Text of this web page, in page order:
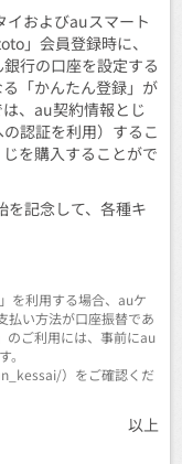
イおよびauスマート
」会員登録時に、
行の口座を設定する
「かんたん登録」が
、au契約情報とじ
認証を利用）するこ
を購入することがで
記念して、各種キ
を利用する場合、auケ
払い方法が口座振替であ
のご利用には、事前にau
）をご確認くだ
以上